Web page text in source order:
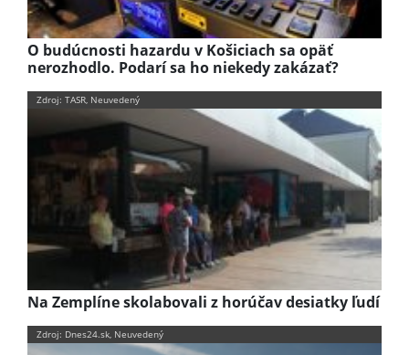
O budúcnosti hazardu v Košiciach sa opäť
nerozhodlo. Podarí sa ho niekedy zakázať?
Zdroj: TASR, Neuvedený
Na Zemplíne skolabovali z horúčav desiatky ľudí
Zdroj: Dnes24.sk, Neuvedený